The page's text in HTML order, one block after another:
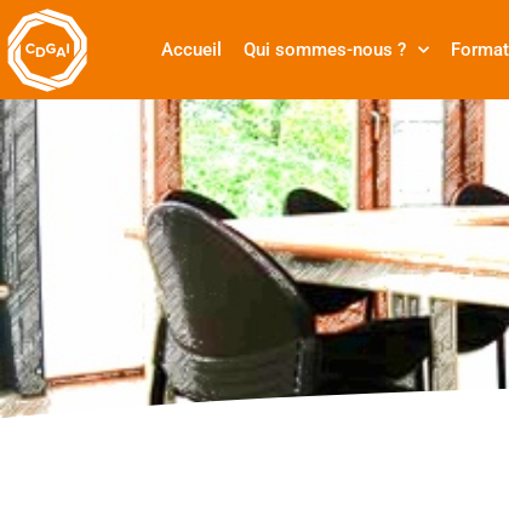
Accueil Qui sommes-nous ?